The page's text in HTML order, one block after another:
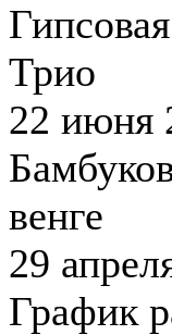
Трио
22 июня
венге
29
График